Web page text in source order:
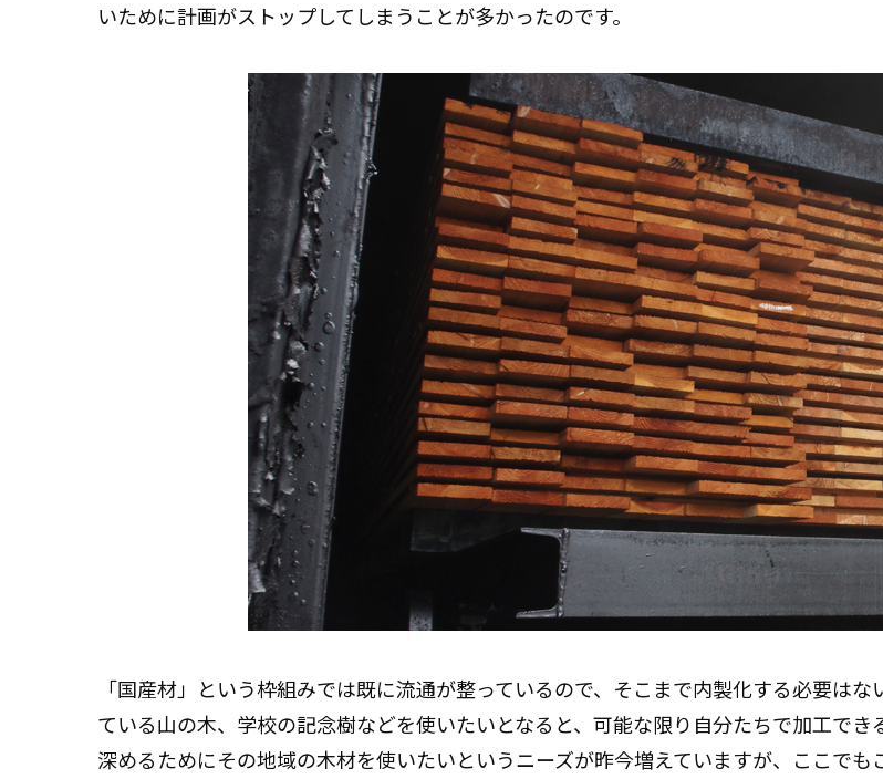
いために計画がストップしてしまうことが多かったのです。
「国産材」という枠組みでは既に流通が整っているので、そこまで内製化する必要は
ている山の木、学校の記念樹などを使いたいとなると、可能な限り自分たちで加工で
深めるためにその地域の木材を使いたいというニーズが昨今増えていますが、ここで